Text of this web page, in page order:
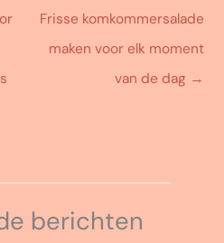
Frisse komkommersalade
maken voor elk moment
van de dag →
berichten